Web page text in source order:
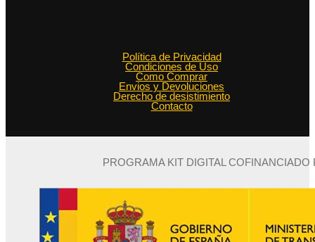
Política de Privacidad
Condiciones de Uso
Como Comprar
Envios y Devoluciones
Derecho de desistimiento
Contacto
PROGRAMA KIT DIGITAL